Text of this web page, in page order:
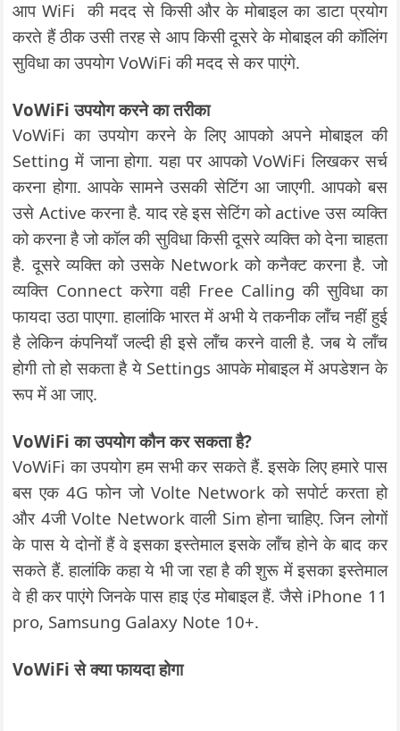
आप WiFi की मदद से किसी और के मोबाइल का डाटा प्रयोग
करते हैं ठीक उसी तरह से आप किसी दूसरे के मोबाइल की कॉलिंग
सुविधा का उपयोग VoWiFi की मदद से कर पाएंगे.
VoWiFi उपयोग करने का तरीका
VoWiFi का उपयोग करने के लिए आपको अपने मोबाइल की
Setting में जाना होगा. यहा पर आपको VoWiFi लिखकर सर्च
करना होगा. आपके सामने उसकी सेटिंग आ जाएगी. आपको बस
उसे Active करना है. याद रहे इस सेटिंग को active उस व्यक्ति
को करना है जो कॉल की सुविधा किसी दूसरे व्यक्ति को देना चाहता
है. दूसरे व्यक्ति को उसके Network को कनैक्ट करना है. जो
व्यक्ति Connect करेगा वही Free Calling की सुविधा का
फायदा उठा पाएगा. हालांकि भारत में अभी ये तकनीक लॉंच नहीं हुई
है लेकिन कंपनियाँ जल्दी ही इसे लॉंच करने वाली है. जब ये लॉंच
होगी तो हो सकता है ये Settings आपके मोबाइल में अपडेशन के
रूप में आ जाए.
VoWiFi का उपयोग कौन कर सकता है?
VoWiFi का उपयोग हम सभी कर सकते हैं. इसके लिए हमारे पास
बस एक 4G फोन जो Volte Network को सपोर्ट करता हो
और 4जी Volte Network वाली Sim होना चाहिए. जिन लोगों
के पास ये दोनों हैं वे इसका इस्तेमाल इसके लॉंच होने के बाद कर
सकते हैं. हालांकि कहा ये भी जा रहा है की शुरू में इसका इस्तेमाल
वे ही कर पाएंगे जिनके पास हाइ एंड मोबाइल हैं. जैसे iPhone 11
pro, Samsung Galaxy Note 10+.
VoWiFi से क्या फायदा होगा